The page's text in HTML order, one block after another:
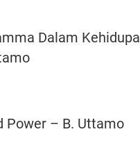
Dalam
Power – B. Uttamo